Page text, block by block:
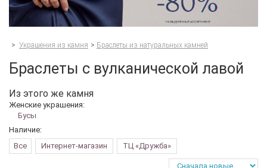
> Украшения из камня > Браслеты из натуральных камней
Браслеты с вулканической лавой
Из этого же камня
Женские украшения:
Бусы
Наличие:
Все
Интернет-магазин ТЦ «Дружба»